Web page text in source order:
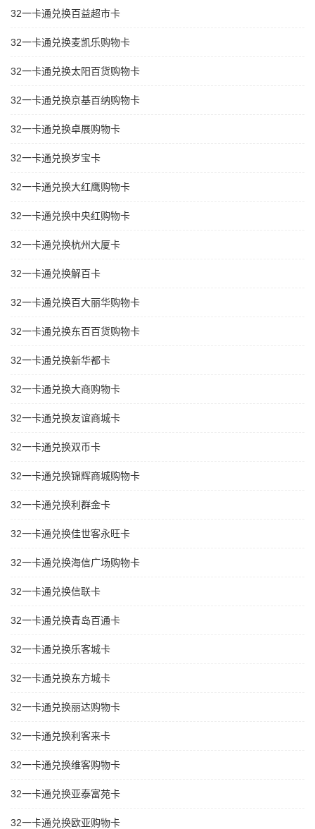
32一卡通兑换百益超市卡
32一卡通兑换麦凯乐购物卡
32一卡通兑换太阳百货购物卡
32一卡通兑换京基百纳购物卡
32一卡通兑换卓展购物卡
32一卡通兑换岁宝卡
32一卡通兑换大红鹰购物卡
32一卡通兑换中央红购物卡
32一卡通兑换杭州大厦卡
32一卡通兑换解百卡
32一卡通兑换百大丽华购物卡
32一卡通兑换东百百货购物卡
32一卡通兑换新华都卡
32一卡通兑换大商购物卡
32一卡通兑换友谊商城卡
32一卡通兑换双币卡
32一卡通兑换锦辉商城购物卡
32一卡通兑换利群金卡
32一卡通兑换佳世客永旺卡
32一卡通兑换海信广场购物卡
32一卡通兑换信联卡
32一卡通兑换青岛百通卡
32一卡通兑换乐客城卡
32一卡通兑换东方城卡
32一卡通兑换丽达购物卡
32一卡通兑换利客来卡
32一卡通兑换维客购物卡
32一卡通兑换亚泰富苑卡
32一卡通兑换欧亚购物卡